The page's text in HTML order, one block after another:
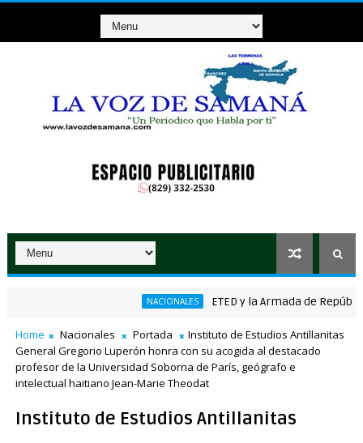
NACIONALES ETED y la Armada de República
ganador de RD$37 millones con el Loto
Home Nacionales Portada
Instituto de Estudios Antillanitas
General Gregorio Luperón honra con su acogida al destacado
profesor de la Universidad Soborna de París, geógrafo e
intelectual haitiano Jean-Marie Theodat
Instituto de Estudios Antillanitas